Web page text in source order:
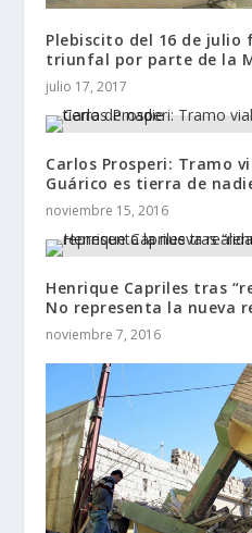
Plebiscito del 16 de julio
triunfal por parte de la
julio 17, 2017
Carlos Prosperi: Tramo
Guárico es tierra de
noviembre 15, 2016
Henrique Capriles tras
No representa la nueva
noviembre 7, 2016